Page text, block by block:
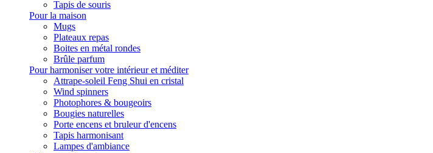
Tapis de souris
Pour la maison
Mugs
Plateaux repas
Boites en métal rondes
Brûle parfum
Pour harmoniser votre intérieur et méditer
Attrape-soleil Feng Shui en cristal
Wind spinners
Photophores & bougeoirs
Bougies naturelles
Porte encens et bruleur d'encens
Tapis harmonisant
Lampes d'ambiance